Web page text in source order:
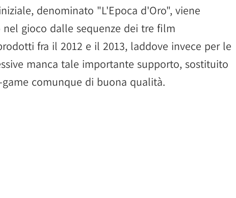
denominato "L'Epoca d'Oro", viene
nel gioco dalle sequenze dei tre film
fra il 2012 e il 2013, laddove invece per le
manca tale importante supporto, sostituito
comunque di buona qualità.